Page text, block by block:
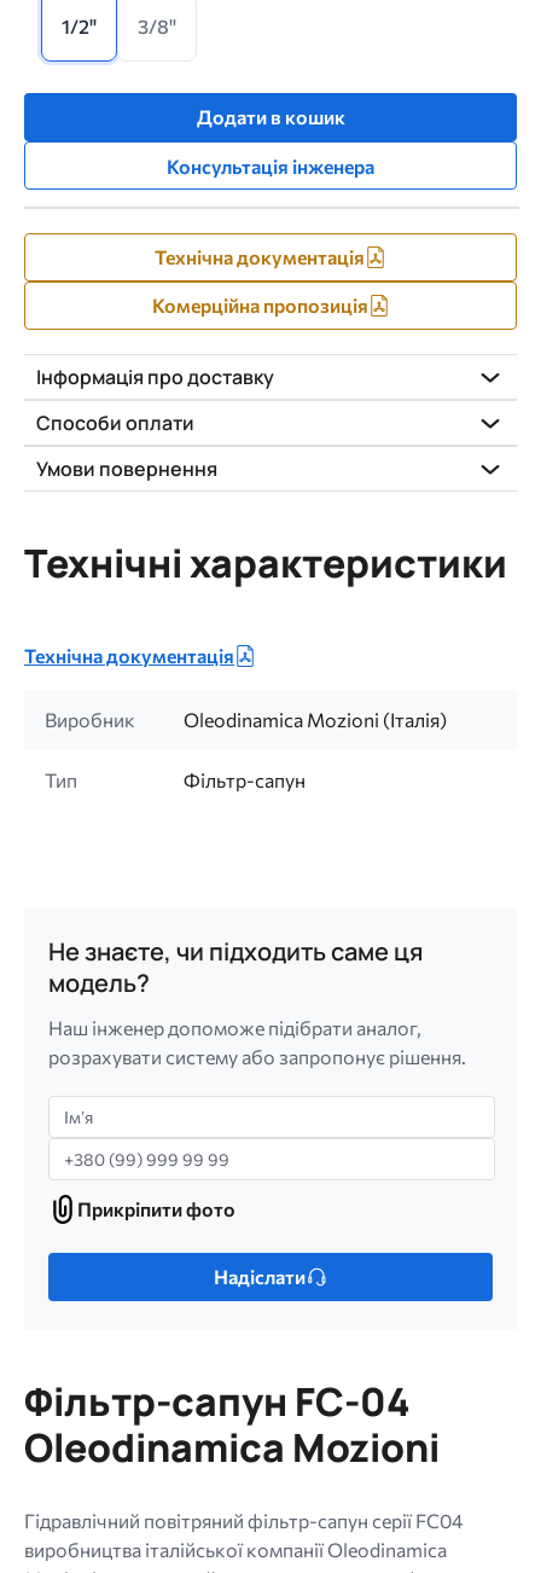
1/2" 3/8"
Додати в кошик
Консультація інженера
Технічна документація
Комерційна пропозиція
Інформація про доставку
Способи оплати
Умови повернення
Технічні характеристики
Технічна документація
Виробник Oleodinamica Mozioni (Італія)
Тип Фільтр-сапун
Не знаєте, чи підходить саме ця
модель?
Наш інженер допоможе підібрати аналог,
розрахувати систему або запропонує рішення.
Імʼя
Телефон
Прикріпити
фото
Прикріпити фото
Лише
МБ.
Дозволені
типи:
jpg
jpeg
Надіслати
Фільтр-сапун FC-04
Oleodinamica Mozioni
Гідравлічний повітряний фільтр-сапун серії FC04
виробництва італійської компанії Oleodinamica